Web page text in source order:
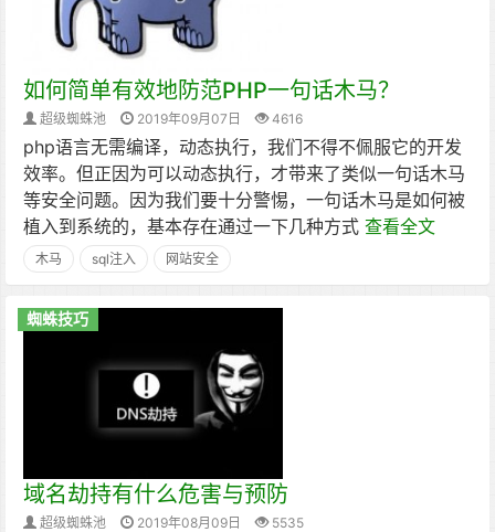
如何简单有效地防范PHP一句话木马？
超级蜘蛛池 2019年09月07日 4616
php语言无需编译，动态执行，我们不得不佩服它的开发
效率。但正因为可以动态执行，才带来了类似一句话木马
等安全问题。因为我们要十分警惕，一句话木马是如何被
植入到系统的，基本存在通过一下几种方式 查看全文
木马 sql注入 网站安全
蜘蛛技巧
域名劫持有什么危害与预防
超级蜘蛛池 2019年08月09日 5535